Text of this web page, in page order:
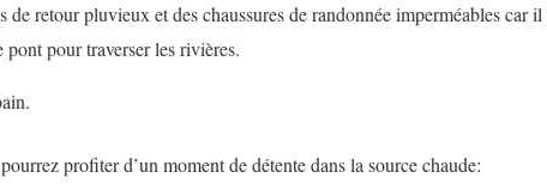
de retour pluvieux et des chaussures de randonnée imperméables car il
pont pour traverser les rivières.
profiter d’un moment de détente dans la source chaude: